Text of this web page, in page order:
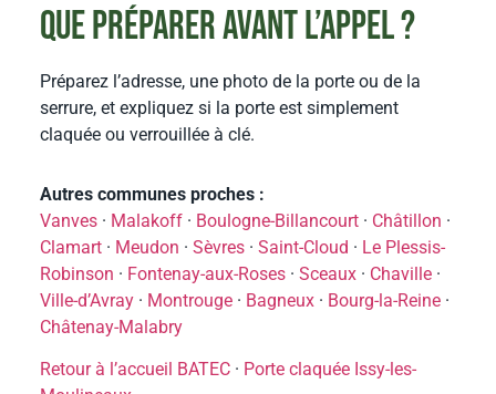
Que préparer avant l’appel ?
Préparez l’adresse, une photo de la porte ou de la
serrure, et expliquez si la porte est simplement
claquée ou verrouillée à clé.
Autres communes proches :
Vanves · Malakoff · Boulogne-Billancourt · Châtillon ·
Clamart · Meudon · Sèvres · Saint-Cloud · Le Plessis-
Robinson · Fontenay-aux-Roses · Sceaux · Chaville ·
Ville-d’Avray · Montrouge · Bagneux · Bourg-la-Reine ·
Châtenay-Malabry
Retour à l’accueil BATEC · Porte claquée Issy-les-